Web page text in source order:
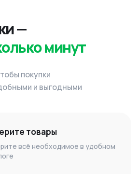
—
минут
покупки
и выгодными
товары
всё необходимое в удобном